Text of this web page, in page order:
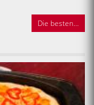
Die besten...